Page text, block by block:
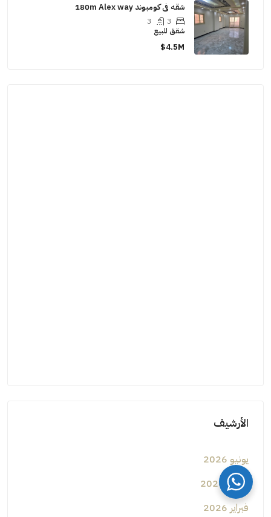
شقه فى كومبوند 180m Alex way
3
3
شقق للبيع
4.5M$
الأرشيف
يونيو 2026
مارس 2026
فبراير 2026